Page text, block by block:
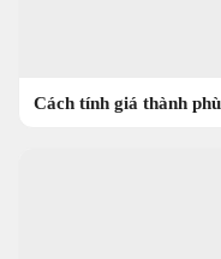
Cách tính giá thành